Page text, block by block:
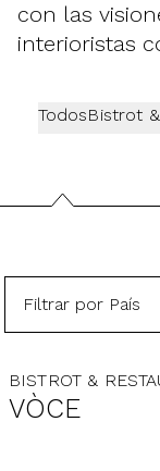
con las
interioristas
TodosBistrot
Filtrar por País
BISTROT &
VÒCE